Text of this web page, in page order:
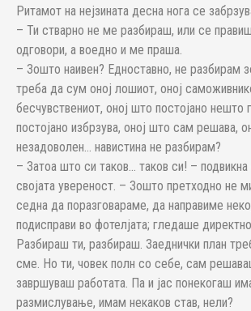
Ритамот на нејзината десна нога се
– Ти стварно не ме разбираш, или се
одговори, а воедно и ме праша.
– Зошто наивен? Едноставно, не разбирам
треба да сум оној лошиот, оној
бесчувствениот, оној што постојано нешто
постојано избрзува, оној што сам решава,
незадоволен… навистина не разбирам?
– Затоа што си таков… таков си! – подвикна
својата увереност. – Зошто претходно не
седна да поразговараме, да направиме
подисправи во фотелјата; гледаше
Разбираш ти, разбираш. Заеднички план
сме. Но ти, човек полн со себе, сам
завршуваш работата. Па и јас понекогаш
размислување, имам некаков став, нели?